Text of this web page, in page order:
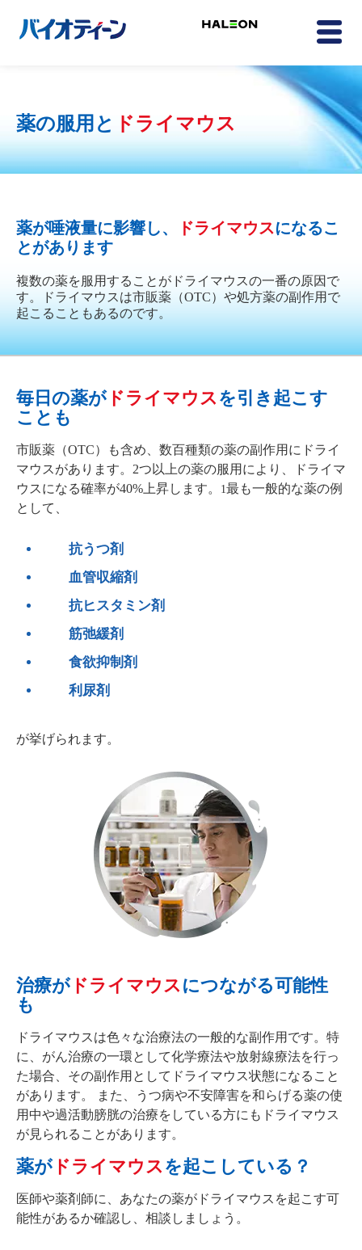
薬の服用と ドライマウス
薬が唾液量に影響し、 ドライマウスになるこ
とがあります
複数の薬を服用することがドライマウスの一番の原因で
す。ドライマウスは市販薬（OTC）や処方薬の副作用で
起こることもあるのです。
毎日の薬がドライマウス を引き起こす
ことも
市販薬（OTC）も含め、数百種類の薬の副作用にドライ
マウスがあります。2つ以上の薬の服用により、ドライマ
ウスになる確率が40%上昇します。
1最も一般的な薬の例
として、
抗うつ剤
血管収縮剤
抗ヒスタミン剤
筋弛緩剤
食欲抑制剤
利尿剤
が挙げられます。
治療がドライマウス につながる可能性
も
ドライマウスは色々な治療法の一般的な副作用です。特
に、がん治療の一環として化学療法や放射線療法を行っ
た場合、その副作用としてドライマウス状態になること
があります。
また、うつ病や不安障害を和らげる薬の使
用中や過活動膀胱の治療をしている方にもドライマウス
が見られることがあります。
薬がドライマウス を起こしている？
医師や薬剤師に、あなたの薬がドライマウスを起こす可
能性があるか確認し、相談しましょう。